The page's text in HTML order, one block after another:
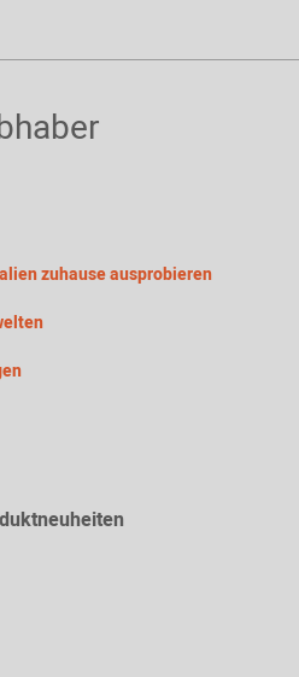
zuhause ausprobieren